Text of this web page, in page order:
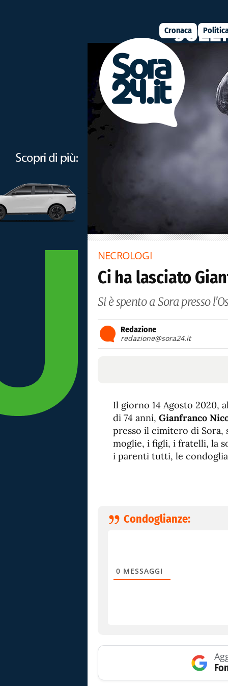
Cronaca
NECROLOGI
Ci ha lasciato
Si è spento a Sora presso
Redazione
redazione@sora24.it
Il giorno 14 Agosto 2020,
di 74 anni, Gianfranco
presso il cimitero di Sora,
moglie, i figli, i fratelli, la
i parenti tutti, le
Condoglianze:
0 MESSAGGI